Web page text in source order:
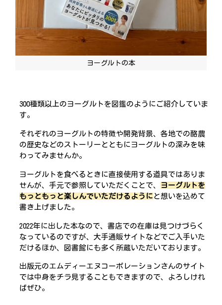
ヨーグルトの本
300種類以上のヨーグルトを図鑑のようにご紹介していま
す。
それぞれのヨーグルトの特徴や開発背景、各地での酪農
の歴史などのストーリーとともにヨーグルトの深みを味
わってみませんか。
ヨーグルトを食べるときに直接使用する道具ではありま
せんが、手元で参照していただくことで、
ヨーグルトを
もっともっと楽しんでいただけるように と想いを込めて
書き上げました。
2022年に出した本なので、書店での在庫は見つけづらく
なっているのですが、大手通販サイトなどでご入手いた
だけるほか、図書館にも多く所蔵いただいております。
出版元のエムディーエヌコーポレーションさんのサイト
では中身をチラ見することもできますので、よろしけれ
ばぜひ。